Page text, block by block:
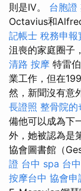
則是IV。 台胞證
Octavius和
記帳士 稅務申報
沮喪的家庭圈子
清路 按摩 特雷
業工作，但在
然，新聞沒有意
長證照 整骨院的
備他可以成為下
外，她被認為是
協會圖書館（
證 台中 spa 台
按摩台中 協會申